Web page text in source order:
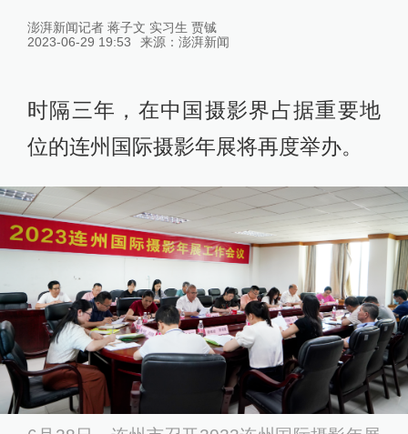
澎湃新闻记者 蒋子文 实习生 贾铖
2023-06-29 19:53
来源： 澎湃新闻
时隔三年，在中国摄影界占据重要地
位的连州国际摄影年展将再度举办。